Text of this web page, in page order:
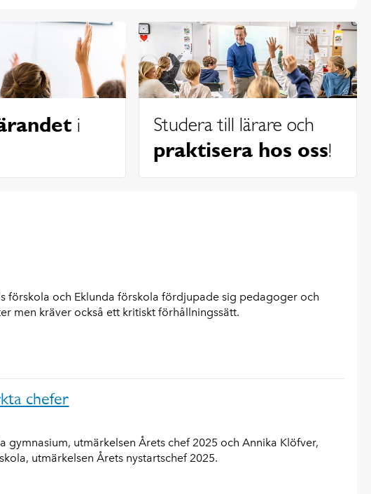
i
Studera till lärare och
praktisera hos oss!
förskola och Eklunda förskola fördjupade sig pedagoger och
men kräver också ett kritiskt förhållningssätt.
chefer
utmärkelsen Årets chef 2025 och Annika Klöfver,
utmärkelsen Årets nystartschef 2025.